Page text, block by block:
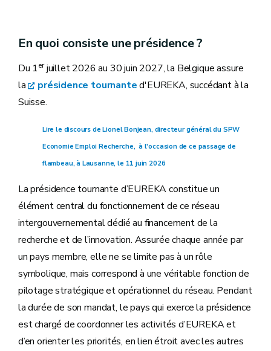
En quoi consiste une présidence ?
Du 1erjuillet 2026 au 30 juin 2027, la Belgique assure
la
présidence tournanted'EUREKA, succédant à la
Suisse.
Lire le discours de Lionel Bonjean, directeur général du SPW
Economie Emploi Recherche, à l'occasion de ce passage de
flambeau, à Lausanne, le 11 juin 2026
La présidence tournante d’EUREKA constitue un
élément central du fonctionnement de ce réseau
intergouvernemental dédié au financement de la
recherche et de l’innovation. Assurée chaque année par
un pays membre, elle ne se limite pas à un rôle
symbolique, mais correspond à une véritable fonction de
pilotage stratégique et opérationnel du réseau. Pendant
la durée de son mandat, le pays qui exerce la présidence
est chargé de coordonner les activités d’EUREKA et
d’en orienter les priorités, en lien étroit avec les autres